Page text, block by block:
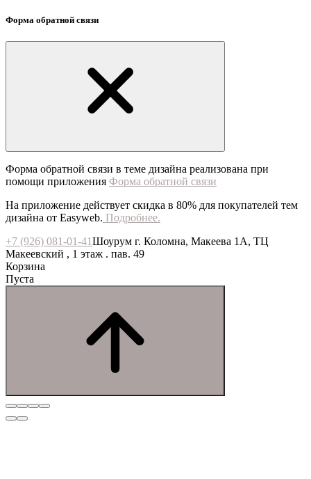
Форма обратной связи
Форма обратной связи в теме дизайна реализована при
помощи приложения Форма обратной связи
На приложение действует скидка в 80% для покупателей тем
дизайна от Easyweb. Подробнее.
+7 (926) 081-01-41Шоурум г. Коломна, Макеева 1А, ТЦ
Макеевский , 1 этаж . пав. 49
Корзина
Пуста